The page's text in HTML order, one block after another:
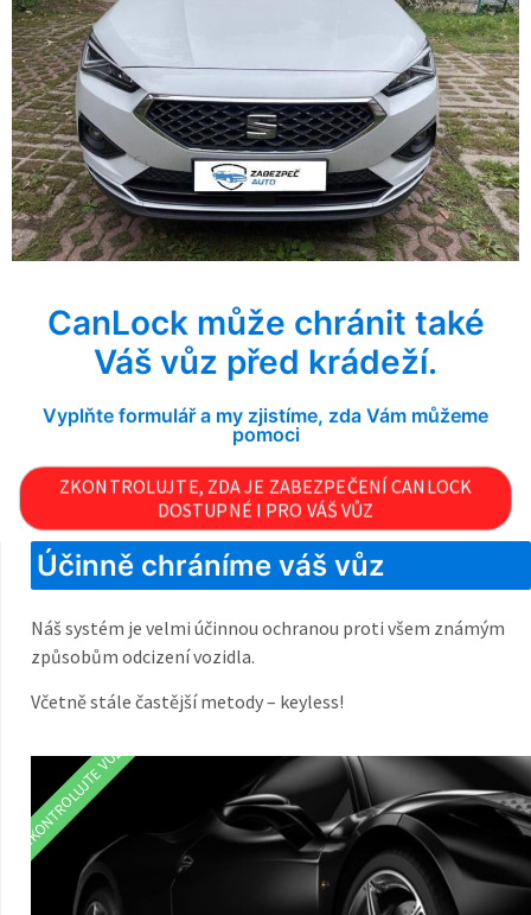
CanLock může chránit také
Váš vůz před krádeží.
Vyplňte formulář a my zjistíme, zda Vám můžeme
pomoci
ZKONTROLUJTE, ZDA JE ZABEZPEČENÍ CANLOCK
DOSTUPNÉ I PRO VÁŠ VŮZ
Účinně chráníme váš vůz
Náš systém je velmi účinnou ochranou proti všem známým
způsobům odcizení vozidla.
Včetně stále častější metody – keyless!
ZKONTROLUJTE VŮZ